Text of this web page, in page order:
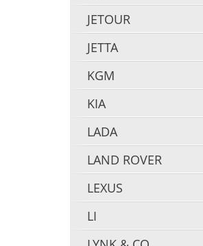
JETOUR
JETTA
KGM
KIA
LADA
LAND ROVER
LEXUS
LI